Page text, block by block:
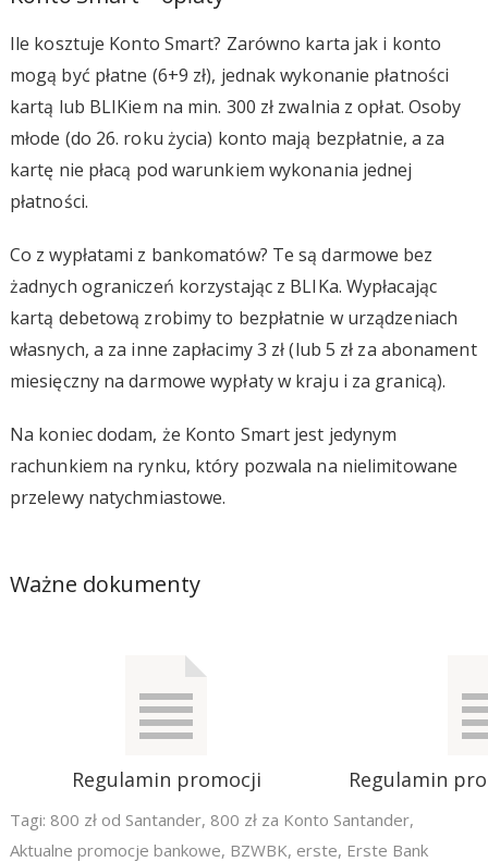
Ile kosztuje Konto Smart? Zarówno karta jak i konto
mogą być płatne (6+9 zł), jednak wykonanie płatności
kartą lub BLIKiem na min. 300 zł zwalnia z opłat. Osoby
młode (do 26. roku życia) konto mają bezpłatnie, a za
kartę nie płacą pod warunkiem wykonania jednej
płatności.
Co z wypłatami z bankomatów? Te są darmowe bez
żadnych ograniczeń korzystając z BLIKa. Wypłacając
kartą debetową zrobimy to bezpłatnie w urządzeniach
własnych, a za inne zapłacimy 3 zł (lub 5 zł za abonament
miesięczny na darmowe wypłaty w kraju i za granicą).
Na koniec dodam, że Konto Smart jest jedynym
rachunkiem na rynku, który pozwala na nielimitowane
przelewy natychmiastowe.
Ważne dokumenty
Regulamin promocji Regulamin
Tagi: 800 zł od Santander, 800 zł za Konto Santander,
Aktualne promocje bankowe, BZWBK, erste, Erste Bank